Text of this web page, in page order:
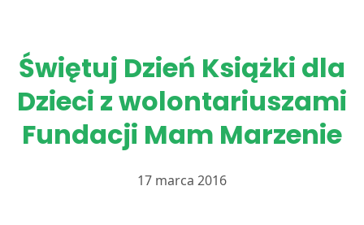
Świętuj Dzień Książki dla
Dzieci z wolontariuszami
Fundacji Mam Marzenie
17 marca 2016